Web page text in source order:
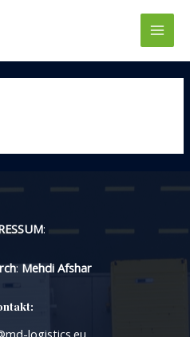
Main
:
: Mehdi Afshar